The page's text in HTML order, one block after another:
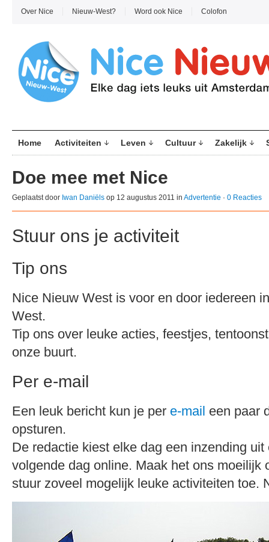
Over Nice Nieuw-West? Word ook Nice Colofon
Home Activiteiten Leven Cultuur Zakelijk
Doe mee met Nice
Geplaatst door Iwan Daniëls op 12 augustus 2011 in Advertentie · 0 Reacties
Stuur ons je activiteit
Tip ons
Nice Nieuw West is voor en door iedereen
West.
Tip ons over leuke acties, feestjes,
onze buurt.
Per e-mail
Een leuk bericht kun je per e-mail een paar
opsturen.
De redactie kiest elke dag een inzending
volgende dag online. Maak het ons moeilijk
stuur zoveel mogelijk leuke activiteiten toe.